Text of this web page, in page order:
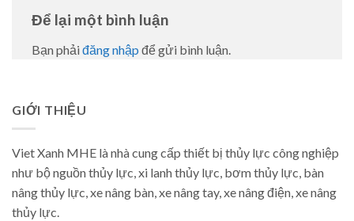
Để lại một bình luận
Bạn phải đăng nhập để gửi bình luận.
GIỚI THIỆU
Viet Xanh MHE là nhà cung cấp thiết bị thủy lực công nghiệp
như bộ nguồn thủy lực, xi lanh thủy lực, bơm thủy lực, bàn
nâng thủy lực, xe nâng bàn, xe nâng tay, xe nâng điện, xe nâng
thủy lực.